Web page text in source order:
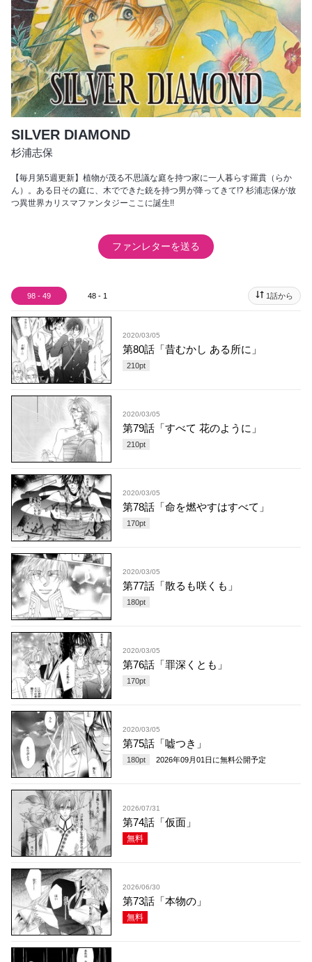
SILVER DIAMOND
杉浦志保
【毎月第5週更新】植物が茂る不思議な庭を持つ家に一人暮らす羅貫（らか
ん）。ある日その庭に、木でできた銃を持つ男が降ってきて!? 杉浦志保が放
つ異世界カリスマファンタジーここに誕生!!
ファンレターを送る
98 - 49 48 - 1 1話から
2020/03/05
第80話「昔むかし ある所に」
210pt
2020/03/05
第79話「すべて 花のように」
210pt
2020/03/05
第78話「命を燃やすはすべて」
170pt
2020/03/05
第77話「散るも咲くも」
180pt
2020/03/05
第76話「罪深くとも」
170pt
2020/03/05
第75話「嘘つき」
180pt 2026年09月01日 に無料公開予定
2026/07/31
第74話「仮面」
無料
2026/06/30
第73話「本物の」
無料